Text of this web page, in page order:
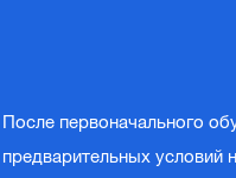
После первоначального
предварительных условий